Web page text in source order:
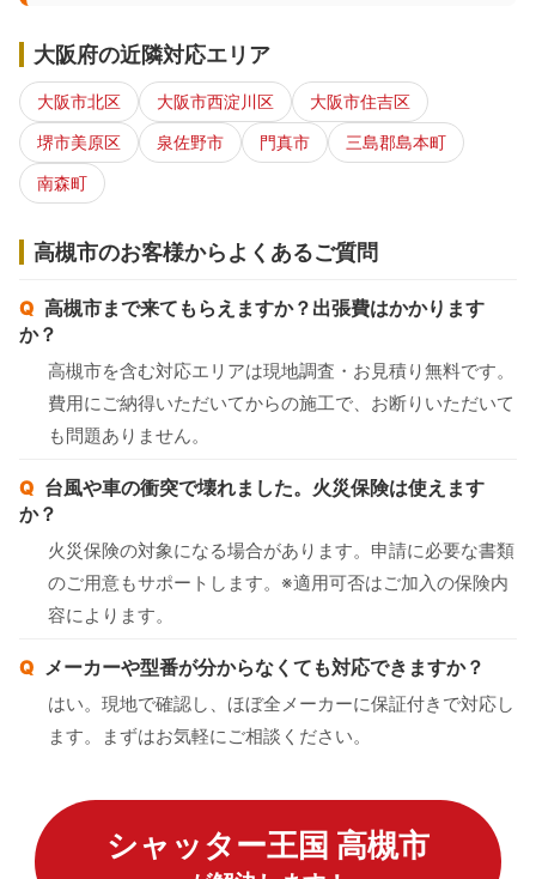
大阪府の近隣対応エリア
大阪市北区 大阪市西淀川区
大阪市住吉区
堺市美原区
泉佐野市 門真市
三島郡島本町
南森町
高槻市のお客様からよくあるご質問
高槻市まで来てもらえますか？出張費はかかります
か？
高槻市を含む対応エリアは現地調査・お見積り無料です。
費用にご納得いただいてからの施工で、お断りいただいて
も問題ありません。
台風や車の衝突で壊れました。火災保険は使えます
か？
火災保険の対象になる場合があります。申請に必要な書類
のご用意もサポートします。※適用可否はご加入の保険内
容によります。
メーカーや型番が分からなくても対応できますか？
はい。現地で確認し、ほぼ全メーカーに保証付きで対応し
ます。まずはお気軽にご相談ください。
シャッター王国 高槻市